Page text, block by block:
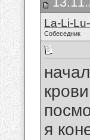
La-Li-
Собеседник
я